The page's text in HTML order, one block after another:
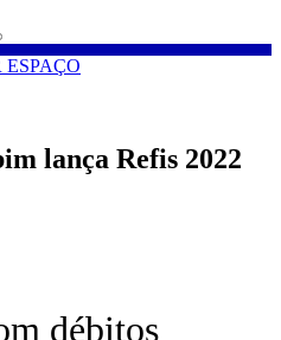
lança Refis 2022
débitos